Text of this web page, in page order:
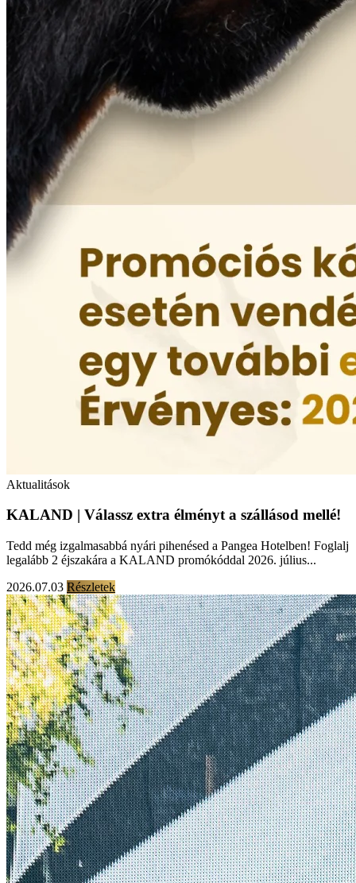
Aktualitások
KALAND | Válassz extra élményt a szállásod mellé!
Tedd még izgalmasabbá nyári pihenésed a Pangea Hotelben! Foglalj
legalább 2 éjszakára a KALAND promókóddal 2026. július...
2026.07.03 Részletek